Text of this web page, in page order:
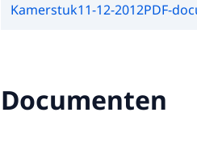
Kamerstuk11-12-2012PDF-
Documenten